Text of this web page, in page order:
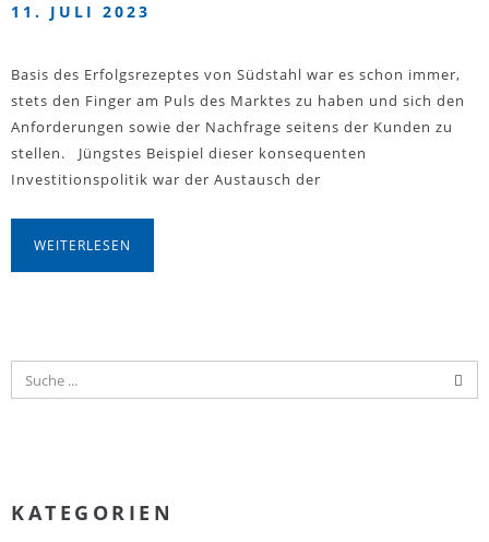
11. JULI 2023
Basis des Erfolgsrezeptes von Südstahl war es schon immer,
stets den Finger am Puls des Marktes zu haben und sich den
Anforderungen sowie der Nachfrage seitens der Kunden zu
stellen. Jüngstes Beispiel dieser konsequenten
Investitionspolitik war der Austausch der
WEITERLESEN
KATEGORIEN